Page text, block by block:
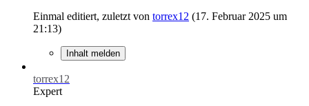
Einmal editiert, zuletzt von torrex12 (17. Februar 2025 um
21:13)
Inhalt melden
torrex12
Expert